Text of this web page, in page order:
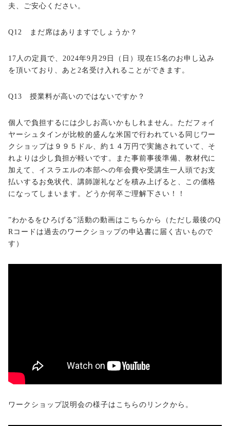
夫、ご安心ください。
Q12 まだ席はありますでしょうか？
17人の定員で、2024年9月29日（日）現在15名のお申し込み
を頂いており、あと2名受け入れることができます。
Q13 授業料が高いのではないですか？
個人で負担するには少しお高いかもしれません。ただフォイ
ヤーシュタインが比較的盛んな米国で行われている同じワー
クショップは９９５ドル、約１４万円で実施されていて、そ
れよりは少し負担が軽いです。また事前事後準備、教材代に
加えて、イスラエルの本部への年会費や受講生一人頭でお支
払いするお免状代、講師謝礼などを積み上げると、この価格
になってしまいます。どうか何卒ご理解下さい！！
”わかるをひろげる”活動の動画はこちらから（ただし最後のQ
Rコードは過去のワークショップの申込書に届く古いもので
す）
ワークショップ説明会の様子はこちらのリンクから。